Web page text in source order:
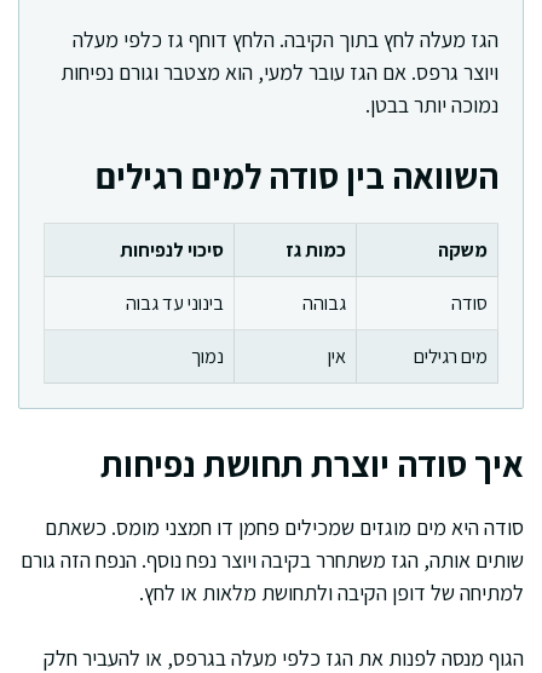
הגז מעלה לחץ בתוך הקיבה. הלחץ דוחף גז כלפי מעלה
ויוצר גרפס. אם הגז עובר למעי, הוא מצטבר וגורם נפיחות
נמוכה יותר בבטן.
השוואה בין סודה למים רגילים
משקה כמות גז
סיכוי לנפיחות
סודה
גבוהה
בינוני עד גבוה
מים רגילים
אין נמוך
איך סודה יוצרת תחושת נפיחות
סודה היא מים מוגזים שמכילים פחמן דו חמצני מומס. כשאתם
שותים אותה, הגז משתחרר בקיבה ויוצר נפח נוסף. הנפח הזה גורם
למתיחה של דופן הקיבה ולתחושת מלאות או לחץ.
הגוף מנסה לפנות את הגז כלפי מעלה בגרפס, או להעביר חלק